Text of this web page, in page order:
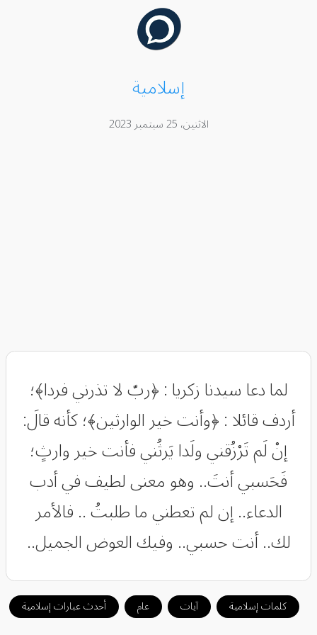
إسلامية
الاثنين، 25 سبتمبر 2023
‏لما دعا سيدنا زكريا : ﴿ربّ لا تذرني فردا﴾؛
أردف قائلا : ﴿وأنت خير الوارثين﴾؛ كأنه قالَ:
إنْ لَم تَرْزُقني ولَدا يَرثُني فأنت خير وارثٍ؛
فَحَسبي أنتَ.. وهو معنى لطيف في أدب
الدعاء.. إن لم تعطني ما طلبتُ .. فالأمر
لك.. أنت حسبي.. وفيك العوض الجميل..
كلمات إسلامية آيات عام أحدث عبارات إسلامية